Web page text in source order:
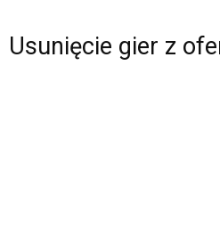
Usunięcie gier z